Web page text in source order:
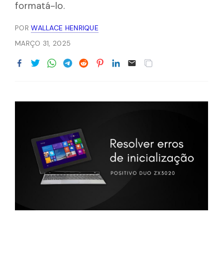
formatá-lo.
PORWALLACE HENRIQUE
MARÇO 31, 2025